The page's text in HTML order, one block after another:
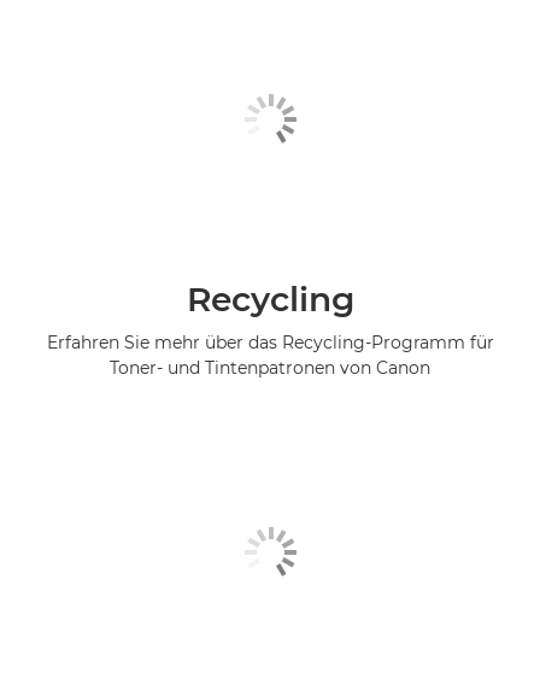
Recycling
Erfahren Sie mehr über das Recycling-Programm für
Toner- und Tintenpatronen von Canon